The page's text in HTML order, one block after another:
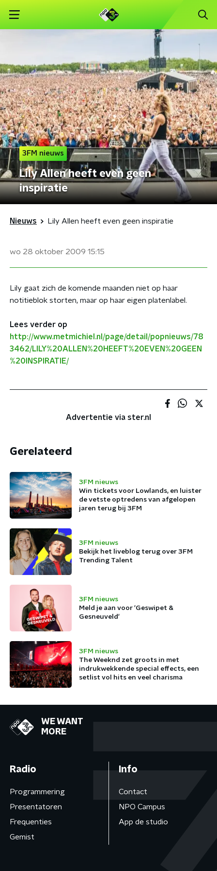
3FM nieuws
Lily Allen heeft even geen
inspiratie
Nieuws Lily Allen heeft even geen inspiratie
wo 28 oktober 2009 15:15
Lily gaat zich de komende maanden niet op haar
notitieblok storten, maar op haar eigen platenlabel.
Lees verder op
http://www.metmichiel.nl/page/detail/popnieuws/78
3462/LILY%20ALLEN%20HEEFT%20EVEN%20GEEN
%20INSPIRATIE/
Advertentie via ster.nl
Gerelateerd
3FM nieuws
Win tickets voor Lowlands, en luister
de vetste optredens van afgelopen
jaren terug bij 3FM
3FM nieuws
Bekijk het liveblog terug over 3FM
Trending Talent
3FM nieuws
Meld je aan voor 'Geswipet &
Gesneuveld'
3FM nieuws
The Weeknd zet groots in met
indrukwekkende special effects, een
setlist vol hits en veel charisma
WE WANT
MORE
Radio
Programmering
Presentatoren
Frequenties
Gemist
Info
Contact
NPO Campus
App de studio